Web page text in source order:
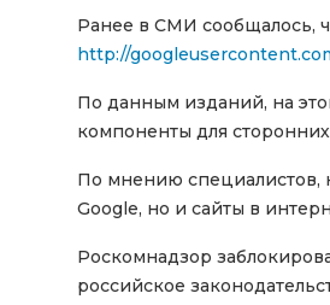
Ранее в СМИ сообщалось,
http://
По данным изданий, на
компоненты для сторонних
По мнению специалистов,
Google, но и сайты в
Роскомнадзор
российское